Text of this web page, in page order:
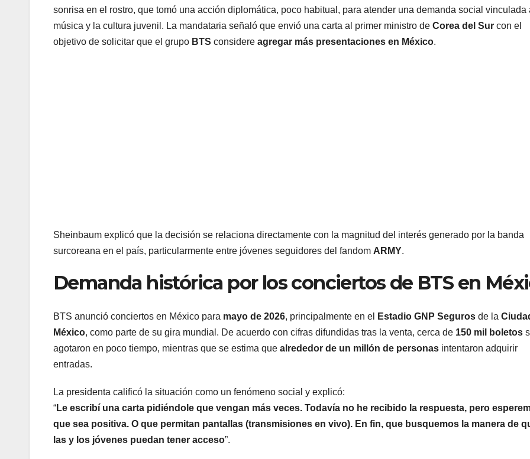
sonrisa en el rostro, que tomó una acción diplomática, poco habitual, para atender una demanda social vinculada
música y la cultura juvenil. La mandataria señaló que envió una carta al primer ministro de Corea del Sur con el
objetivo de solicitar que el grupo BTS considere agregar más presentaciones en México.
Sheinbaum explicó que la decisión se relaciona directamente con la magnitud del interés generado por la banda
surcoreana en el país, particularmente entre jóvenes seguidores del fandom ARMY.
Demanda histórica por los conciertos de BTS en
BTS anunció conciertos en México para mayo de 2026, principalmente en el Estadio GNP Seguros de la
México, como parte de su gira mundial. De acuerdo con cifras difundidas tras la venta, cerca de 150 mil boletos
agotaron en poco tiempo, mientras que se estima que alrededor de un millón de personas intentaron adquirir
entradas.
La presidenta calificó la situación como un fenómeno social y explicó:
“Le escribí una carta pidiéndole que vengan más veces. Todavía no he recibido la respuesta, pero
que sea positiva. O que permitan pantallas (transmisiones en vivo). En fin, que busquemos la manera de
las y los jóvenes puedan tener acceso”.